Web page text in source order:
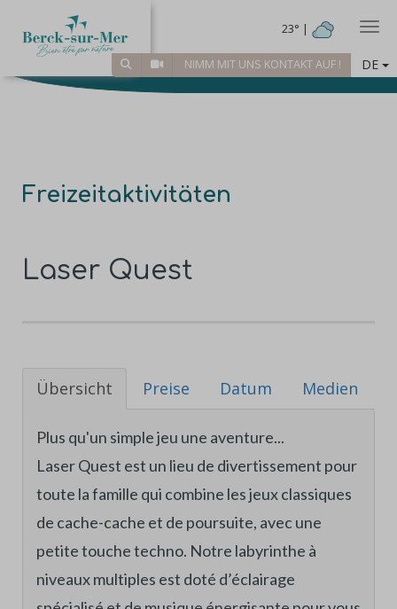
23° |
NIMM MIT UNS KONTAKT AUF ! DE
Freizeitaktivitäten
Laser Quest
Übersicht Preise Datum Medien
Plus qu'un simple jeu une aventure...
Laser Quest est un lieu de divertissement pour
toute la famille qui combine les jeux classiques
de cache-cache et de poursuite, avec une
petite touche techno. Notre labyrinthe à
niveaux multiples est doté d’éclairage